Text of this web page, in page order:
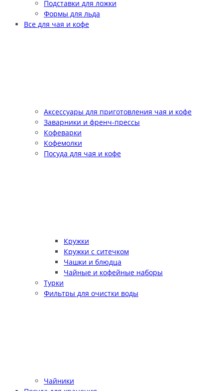
Подставки для ложки
Формы для льда
Все для чая и кофе
Аксессуары для приготовления чая и кофе
Заварники и френч-прессы
Кофеварки
Кофемолки
Посуда для чая и кофе
Кружки
Кружки с ситечком
Чашки и блюдца
Чайные и кофейные наборы
Турки
Фильтры для очистки воды
Чайники